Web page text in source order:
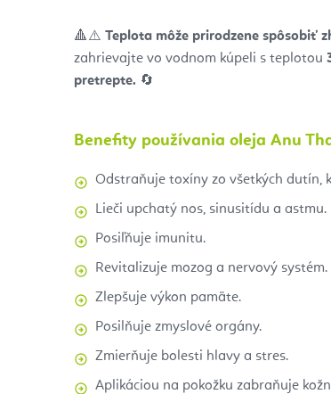
🔺⚠️ Teplota môže prirodzene spôsobiť
zahrievajte vo vodnom kúpeli s teplotou
pretrepte. 🔄
Benefity používania oleja Anu
Odstraňuje toxíny zo všetkých dutín,
Lieči upchatý nos, sinusitídu a astmu.
Posiľňuje imunitu.
Revitalizuje mozog a nervový systém.
Zlepšuje výkon pamäte.
Posilňuje zmyslové orgány.
Zmierňuje bolesti hlavy a stres.
Aplikáciou na pokožku zabraňuje